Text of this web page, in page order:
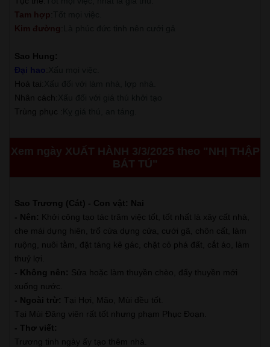
Tam hợp
Kim đường
Sao Hung:
Đại hao
Hoả tai
Nhân cách
Trùng phục
Xem ngày XUẤT HÀNH 3/3/2025 theo "NHỊ THẬP
BÁT TÚ"
Sao Trương (Cát) - Con vật: Nai
- Nên: Khởi công tạo tác trăm việc tốt, tốt nhất là xây cất nhà,
che mái dựng hiên, trổ cửa dựng cửa, cưới gã, chôn cất, làm
ruộng, nuôi tằm, đặt táng kê gác, chặt cỏ phá đất, cắt áo, làm
thuỷ lợi.
- Không nên: Sửa hoặc làm thuyền chèo, đẩy thuyền mới
xuống nước.
- Ngoài trừ: Tại Hợi, Mão, Mùi đều tốt.
Tại Mùi Đăng viên rất tốt nhưng phạm Phục Đoạn.
- Thơ viết:
Trương tinh ngày ấy tạo thêm nhà.